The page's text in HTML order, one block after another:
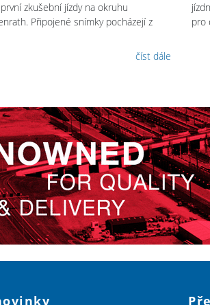
zkušební jízdy na okruhu
Připojené snímky pocházejí z
číst dále
pro